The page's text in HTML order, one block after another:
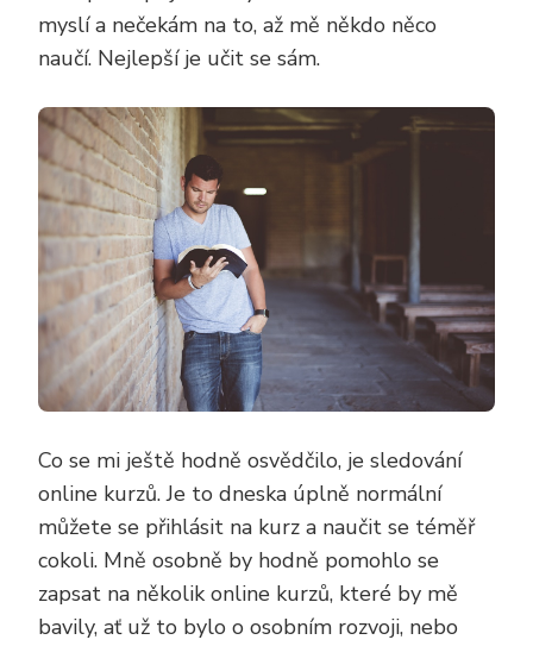
myslí a nečekám na to, až mě někdo něco
naučí. Nejlepší je učit se sám.
Co se mi ještě hodně osvědčilo, je sledování
online kurzů. Je to dneska úplně normální
můžete se přihlásit na kurz a naučit se téměř
cokoli. Mně osobně by hodně pomohlo se
zapsat na několik online kurzů, které by mě
bavily, ať už to bylo o osobním rozvoji, nebo